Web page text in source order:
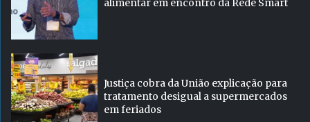
alimentar em encontro da Rede Smart
Justiça cobra da União explicação para
tratamento desigual a supermercados
em feriados